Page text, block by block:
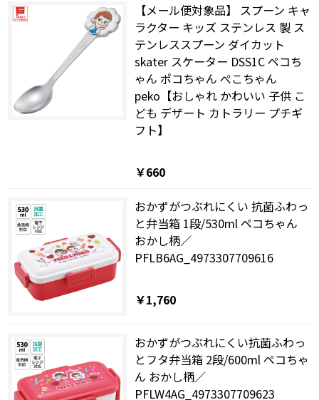
【メール便対象品】 スプーン キャ
ラクター キッズ ステンレス 製 ス
テンレススプーン ダイカット
skater スケーター DSS1C ペコち
ゃん ポコちゃん ぺこちゃん
peko【おしゃれ かわいい 子供 こ
ども デザート カトラリー プチギ
フト】
￥660
おかずがつぶれにくい 抗菌ふわっ
と弁当箱 1段/530ml ペコちゃん
おかし柄／
PFLB6AG_4973307709616
￥1,760
おかずがつぶれにくい抗菌ふわっ
とフタ弁当箱 2段/600ml ペコちゃ
ん おかし柄／
PFLW4AG_4973307709623